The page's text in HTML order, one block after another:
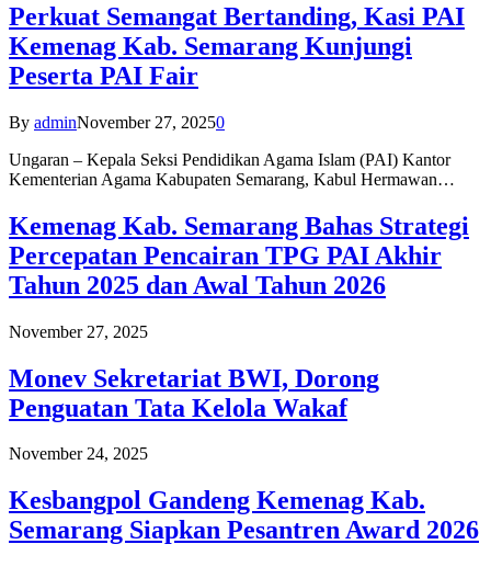
Perkuat Semangat Bertanding, Kasi PAI
Kemenag Kab. Semarang Kunjungi
Peserta PAI Fair
By adminNovember 27, 20250
Ungaran – Kepala Seksi Pendidikan Agama Islam (PAI) Kantor
Kementerian Agama Kabupaten Semarang, Kabul Hermawan…
Kemenag Kab. Semarang Bahas Strategi
Percepatan Pencairan TPG PAI Akhir
Tahun 2025 dan Awal Tahun 2026
November 27, 2025
Monev Sekretariat BWI, Dorong
Penguatan Tata Kelola Wakaf
November 24, 2025
Kesbangpol Gandeng Kemenag Kab.
Semarang Siapkan Pesantren Award 2026